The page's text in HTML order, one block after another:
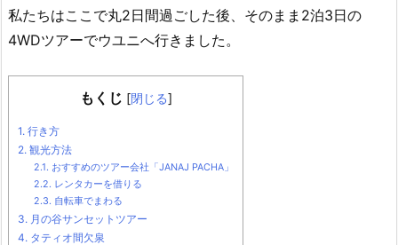
私たちはここで丸2日間過ごした後、そのまま2泊3日の
4WDツアーでウユニへ行きました。
もくじ [閉じる]
1. 行き方
2. 観光方法
2.1. おすすめのツアー会社「JANAJ PACHA」
2.2. レンタカーを借りる
2.3. 自転車でまわる
3. 月の谷サンセットツアー
4. タティオ間欠泉